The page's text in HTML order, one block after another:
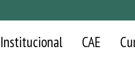
principal
Institucional CAE